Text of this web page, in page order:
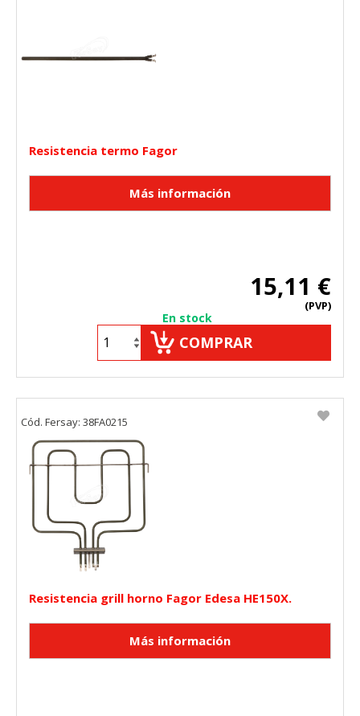
Resistencia termo Fagor
15,11 €
(PVP)
En stock
COMPRAR
Resistencia grill horno Fagor Edesa HE150X.
Cód. Fersay: 38FA0215